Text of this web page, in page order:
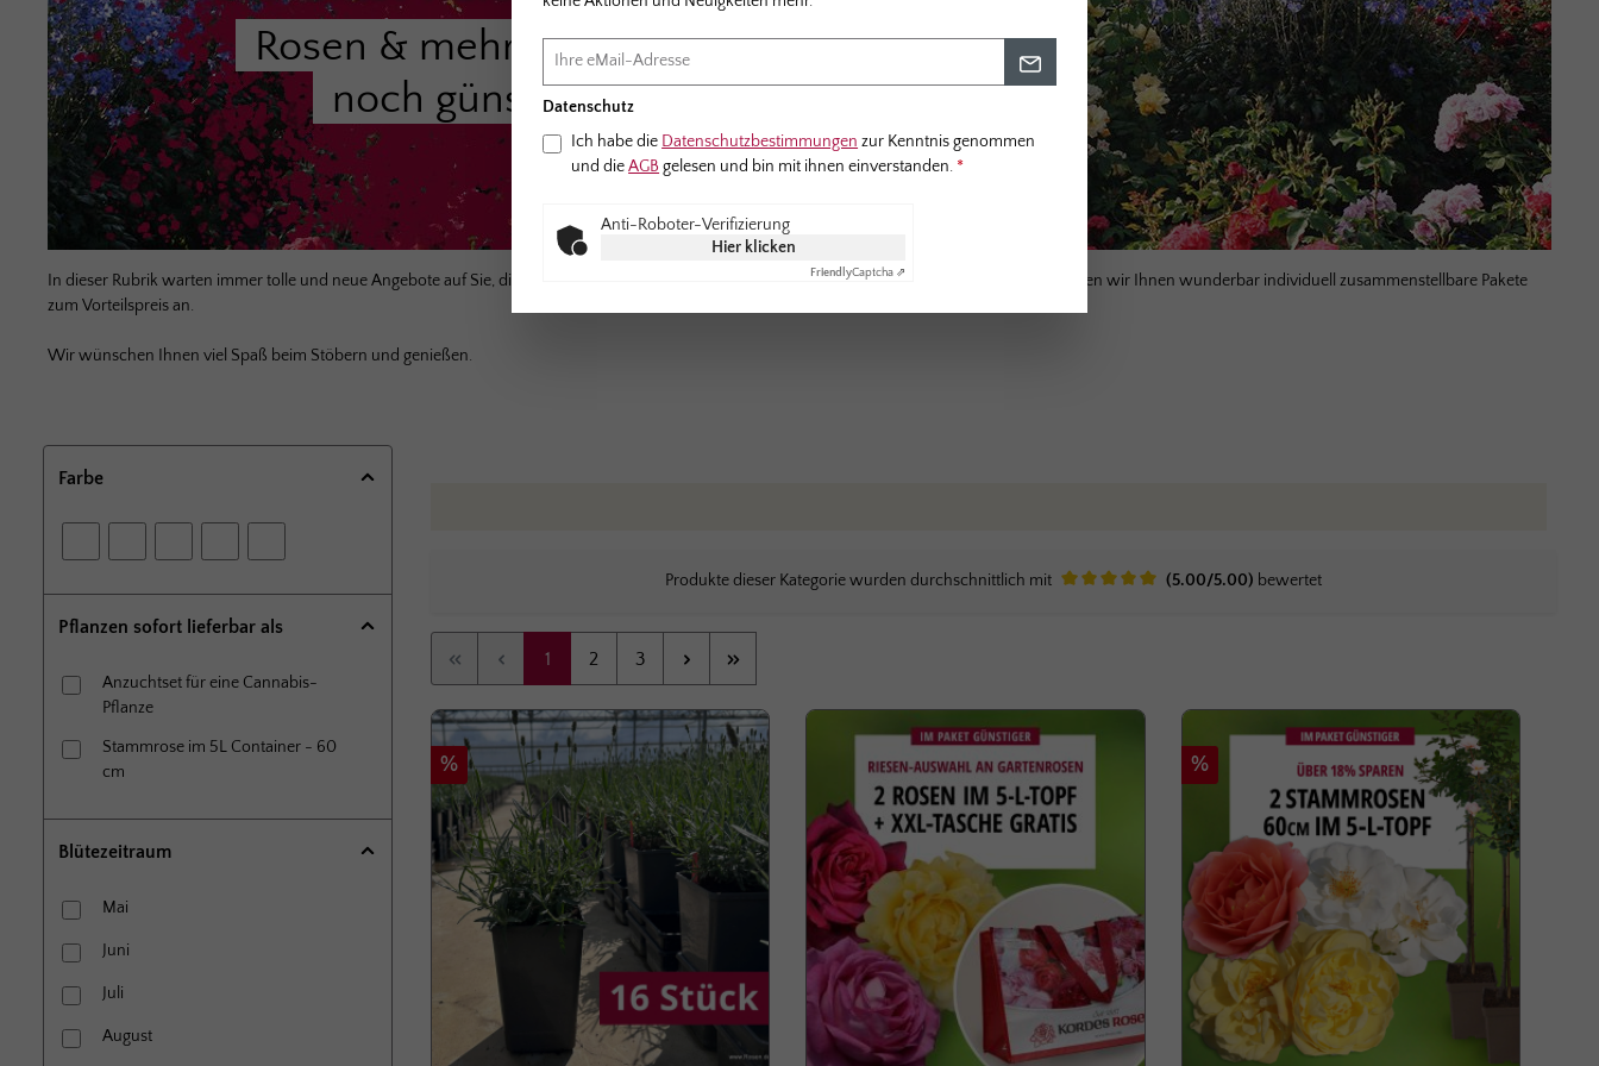
Rosen & mehr im Paket
noch günstiger
In dieser Rubrik warten immer tolle und neue Angebote auf Sie, die nicht nur preiswert, sondern auch qualitativ hochwertig sind. Des Weiteren bieten wir Ihnen wunderbar individuell zusammenstellbare Pakete
zum Vorteilspreis an.
Wir wünschen Ihnen viel Spaß beim Stöbern und genießen.
Farbe
Pflanzen sofort lieferbar als
Anzuchtset für eine Cannabis-
Pflanze
Stammrose im 5L Container - 60
cm
Blütezeitraum
Mai
Juni
Juli
August
Produkte dieser Kategorie wurden durchschnittlich mit
(5.00/5.00) bewertet
Seite
1 Seite
2 Seite
3
Rabatt
% Rabatt
%
Datenschutz
Ich habe die Datenschutzbestimmungen zur Kenntnis genommen
und dieAGB gelesen und bin mit ihnen einverstanden. *
Anti-Roboter-Verifizierung
Hier klicken
FriendlyCaptcha ⇗